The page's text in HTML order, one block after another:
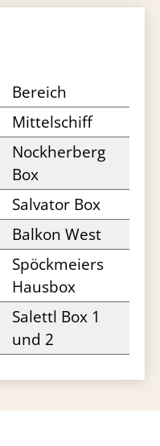
Bereich
Mittelschiff
Nockherberg
Box
Salvator Box
Balkon West
Spöckmeiers
Hausbox
Salettl Box 1
und 2